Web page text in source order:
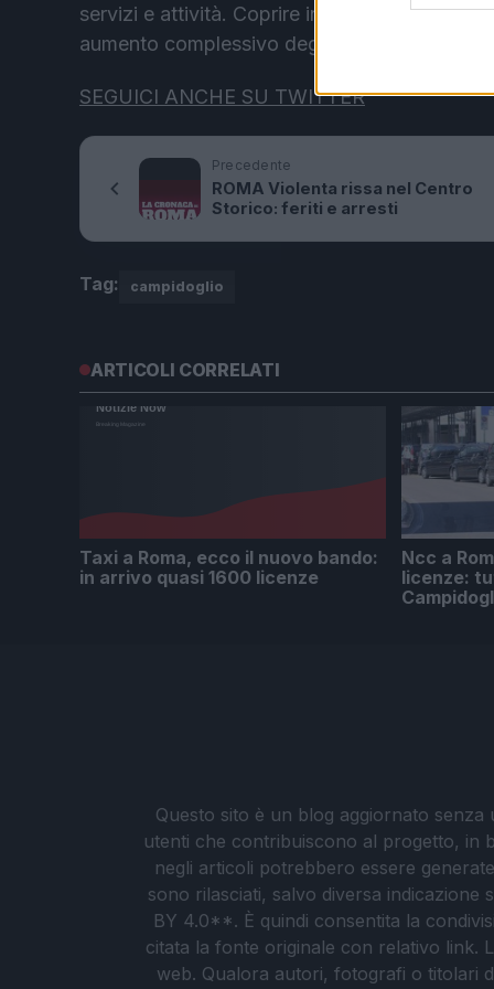
servizi e attività. Coprire in maniera efficace
aumento complessivo degli standard
SEGUICI ANCHE SU TWITTER
Precedente
ROMA Violenta rissa nel Centro
Storico: feriti e arresti
Tag: campidoglio
ARTICOLI CORRELATI
Taxi a Roma, ecco il nuovo bando:
in arrivo quasi 1600 licenze
Ncc a
licenze:
Questo sito è un blog aggiornato
utenti che contribuiscono al progetto, in
negli articoli potrebbero essere
sono rilasciati, salvo diversa
BY 4.0**. È quindi consentita la
citata la fonte originale con relativo link.
web. Qualora autori, fotografi o titolari